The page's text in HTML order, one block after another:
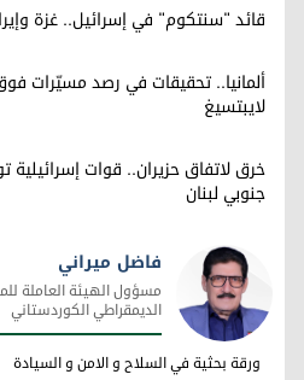
قائد "سنتكوم" في إسرائيل.. غزة
ألمانيا.. تحقيقات في رصد مسيّرات
لايبتسيغ
خرق لاتفاق حزيران.. قوات إسرائيلية
جنوبي لبنان
فاضل ميراني
فاضل ميراني
مسؤول الهيئة العاملة
الديمقراطي الكوردستاني
ورقة بحثية في السلاح و الامن و السيادة